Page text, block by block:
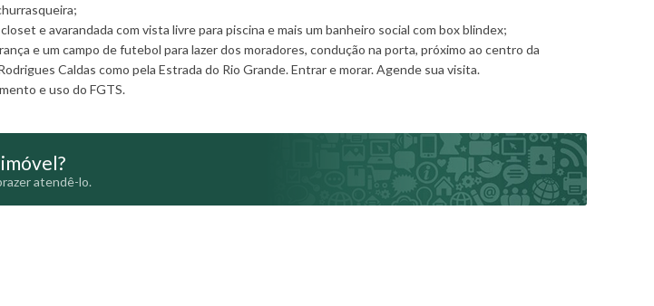
e avarandada com vista livre para piscina e mais um banheiro social com box blindex;
e um campo de futebol para lazer dos moradores, condução na porta, próximo ao centro da
Caldas como pela Estrada do Rio Grande. Entrar e morar. Agende sua visita.
e uso do FGTS.
atendê-lo.